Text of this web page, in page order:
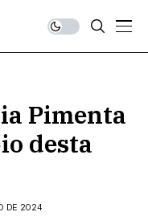
Pimenta
desta
DE 2024